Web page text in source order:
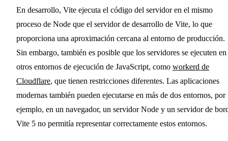
En desarrollo, Vite ejecuta el código del servidor en el mismo
proceso de Node que el servidor de desarrollo de Vite, lo que
proporciona una aproximación cercana al entorno de producción.
Sin embargo, también es posible que los servidores se ejecuten en
otros entornos de ejecución de JavaScript, como workerd de
Cloudflare, que tienen restricciones diferentes. Las aplicaciones
modernas también pueden ejecutarse en más de dos entornos, por
ejemplo, en un navegador, un servidor Node y un servidor de
Vite 5 no permitía representar correctamente estos entornos.